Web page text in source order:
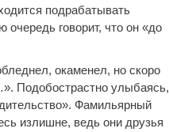
подрабатывать
очередь говорит, что он «до
окаменел, но скоро
Подобострастно улыбаясь,
Фамильярный
излишне, ведь они друзья